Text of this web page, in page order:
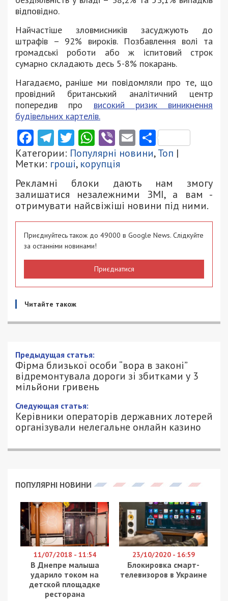
відповідно.
Найчастіше зловмисників засуджують до
штрафів – 92% вироків. Позбавлення волі та
громадські роботи або ж іспитовий строк
сумарно складають десь 5-8% покарань.
Нагадаємо, раніше ми повідомляли про те, що
провідний британський аналітичний центр
попередив про високий ризик виникнення
будівельних картелів.
Facebook
Telegram
Twitter
WhatsApp
ViberEmail
Категории: Популярні новини,Топ |
Метки: гроші, корупція
Рекламні блоки дають нам змогу
залишатися незалежними ЗМІ, а вам -
отримувати найсвіжіші новини під ними.
Приєднуйтесь також до 49000 в Google News. Слідкуйте
за останніми новинами!
Приєднатися
Читайте також
Фірма близької особи “вора в законі”
відремонтувала дороги зі збитками у 3
мільйони гривень
13/04/2024 - 15:33
ПЕТРО ЩУКІН - СПЕЦИАЛЬНО ДЛЯ
49000.COM.UA
1325
На Кіровоградщині повідомили про підозру
керівнику підрядної організації, яка виконала